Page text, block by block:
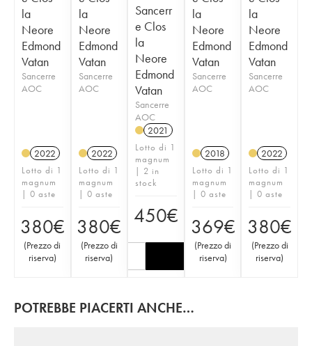
la
Neore
Edmond
Vatan
Sancerre
AOC
2022
Lotto di 1
magnum
| 0 aste
380€
(Prezzo di
riserva)
la
Neore
Edmond
Vatan
Sancerre
AOC
2022
Lotto di 1
magnum
| 0 aste
380€
(Prezzo di
riserva)
Sancerr
e Clos
la
Neore
Edmond
Vatan
Sancerre
AOC
2021
Lotto di 1
magnum
| 2 in
stock
450€
la
Neore
Edmond
Vatan
Sancerre
AOC
2018
Lotto di 1
magnum
| 0 aste
369€
(Prezzo di
riserva)
la
Neore
Edmond
Vatan
Sancerre
AOC
2022
Lotto di 1
magnum
| 0 aste
380€
(Prezzo di
riserva)
POTREBBE PIACERTI ANCHE…